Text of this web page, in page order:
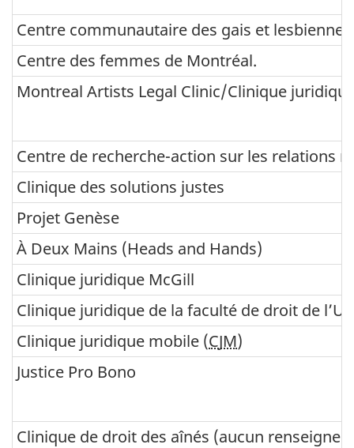
s
t
r
a
i
o
n
:
Q
u
é
b
e
Centre communautaire des gais et
Centre des femmes de Montréal.
Montreal Artists Legal Clinic/Clinique
Centre de recherche-action sur les relations
Clinique des solutions justes
Projet Genèse
À Deux Mains (Heads and Hands)
Clinique juridique McGill
Clinique juridique de la faculté de droit de
Clinique juridique mobile (CJM)
Justice Pro Bono
Clinique de droit des aînés (aucun